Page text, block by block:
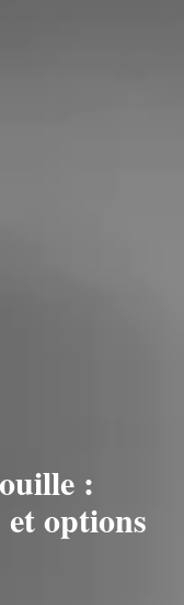
:
options